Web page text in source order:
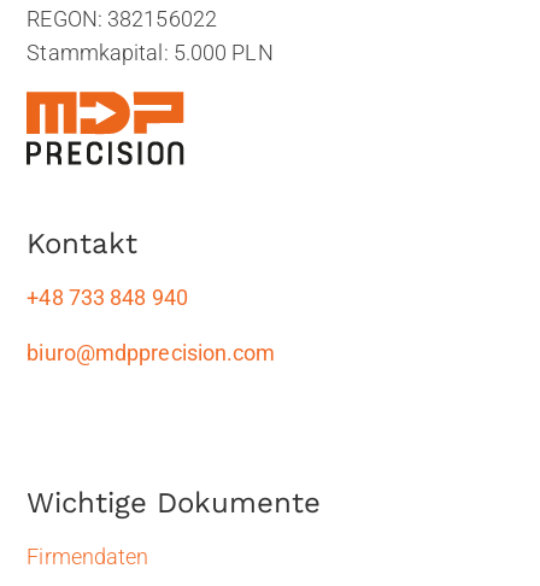
REGON: 382156022
Stammkapital: 5.000 PLN
Kontakt
+48 733 848 940
biuro@mdpprecision.com
Wichtige Dokumente
Firmendaten